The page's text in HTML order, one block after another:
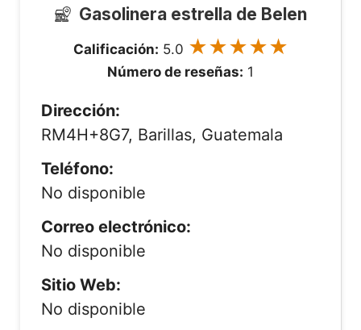
Gasolinera estrella de Belen
Calificación: 5.0 ★★★★★
Número de reseñas: 1
Dirección:
RM4H+8G7, Barillas, Guatemala
Teléfono:
No disponible
Correo electrónico:
No disponible
Sitio Web:
No disponible